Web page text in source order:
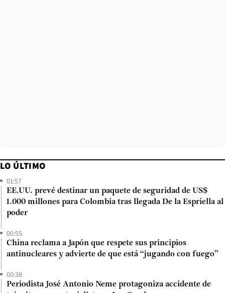
LO ÚLTIMO
01:57
EE.UU. prevé destinar un paquete de seguridad de US$
1.000 millones para Colombia tras llegada De la Espriella al
poder
00:55
China reclama a Japón que respete sus principios
antinucleares y advierte de que está “jugando con fuego”
00:38
Periodista José Antonio Neme protagoniza accidente de